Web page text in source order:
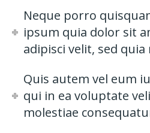
Neque porro
ipsum quia dolor sit
adipisci velit, sed
Quis autem vel eum
qui in ea voluptate
molestiae